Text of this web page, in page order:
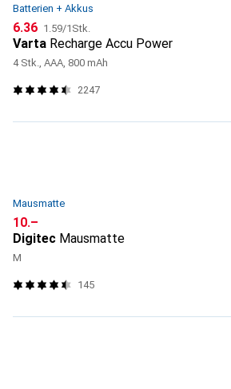
Batterien + Akkus
CHF
6.36 CHF
1.59/1Stk.
Varta Recharge Accu Power
4 Stk., AAA, 800 mAh
2247
Mausmatte
CHF
10.–
Digitec Mausmatte
M
145